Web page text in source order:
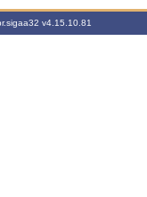
v4.15.10.81